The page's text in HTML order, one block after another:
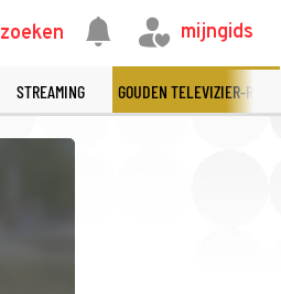
zoeken mijngids
STREAMING GOUDEN TELEVIZIER-RING